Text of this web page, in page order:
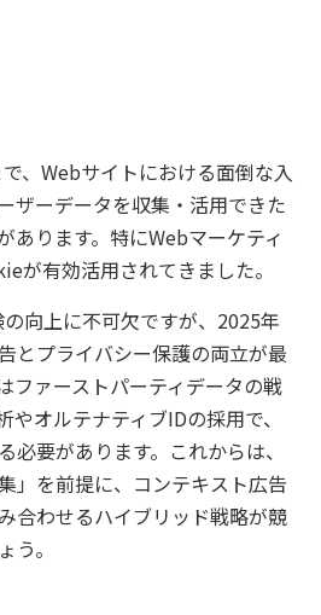
、Webサイトにおける面倒な入
ザーデータを収集・活用できた
あります。特にWebマーケティ
が有効活用されてきました。
向上に不可欠ですが、2025年
とプライバシー保護の両立が最
ファーストパーティデータの戦
オルテナティブIDの採用で、
必要があります。これからは、
」を前提に、コンテキスト広告
合わせるハイブリッド戦略が競
う。